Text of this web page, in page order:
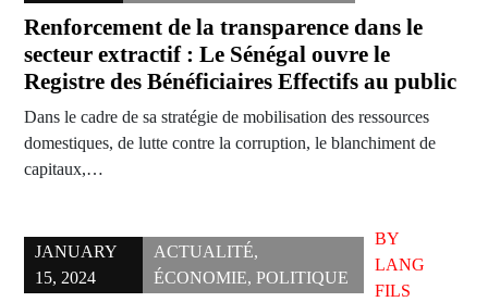
Renforcement de la transparence dans le
secteur extractif : Le Sénégal ouvre le
Registre des Bénéficiaires Effectifs au public
Dans le cadre de sa stratégie de mobilisation des ressources
domestiques, de lutte contre la corruption, le blanchiment de
capitaux,…
JANUARY
15, 2024
ACTUALITÉ,
ÉCONOMIE, POLITIQUE
BY
LANG
FILS